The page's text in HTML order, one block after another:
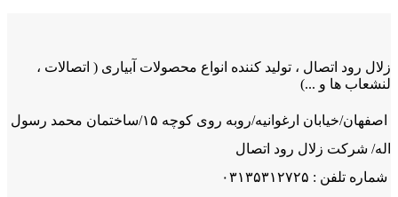
زلال رود اتصال ، تولید کننده انواع محصولات آبیاری ( اتصالات ،
لنشعاب ها و ...)
اصفهان/خیابان ارغوانیه/روبه روی کوچه ۱۵/ساختمان محمد رسول
اله/ شرکت زلال رود اتصال
شماره تلفن : ۰۳۱۳۵۳۱۲۷۲۵